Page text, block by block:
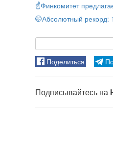
☝️Финкомитет
🤭Абсолютный рекорд: